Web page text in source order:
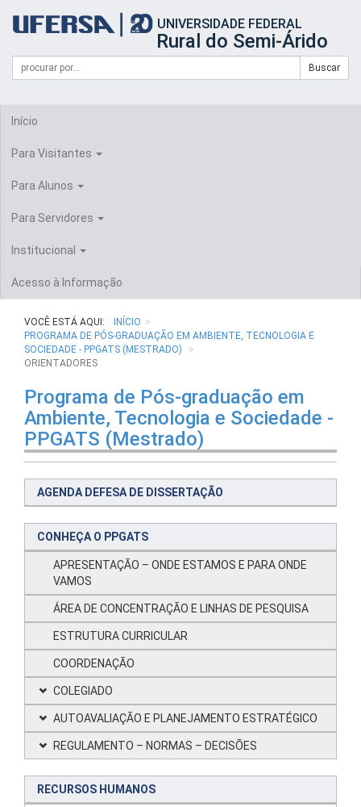
portal
UFERSA
UNIVERSIDADE FEDERAL
Rural do Semi-Árido
Formulário
Busca
Campo
de
Buscar
Início
Para Visitantes
Para Alunos
Para Servidores
Institucional
Acesso à Informação
VOCÊ ESTÁ AQUI:
INÍCIO
PROGRAMA DE PÓS-GRADUAÇÃO EM AMBIENTE, TECNOLOGIA E
SOCIEDADE - PPGATS (MESTRADO)
ORIENTADORES
Programa de Pós-graduação em
Ambiente, Tecnologia e Sociedade -
PPGATS (Mestrado)
AGENDA DEFESA DE DISSERTAÇÃO
CONHEÇA O PPGATS
APRESENTAÇÃO – ONDE ESTAMOS E PARA ONDE
VAMOS
ÁREA DE CONCENTRAÇÃO E LINHAS DE PESQUISA
ESTRUTURA CURRICULAR
COORDENAÇÃO
COLEGIADO
AUTOAVALIAÇÃO E PLANEJAMENTO ESTRATÉGICO
REGULAMENTO – NORMAS – DECISÕES
RECURSOS HUMANOS